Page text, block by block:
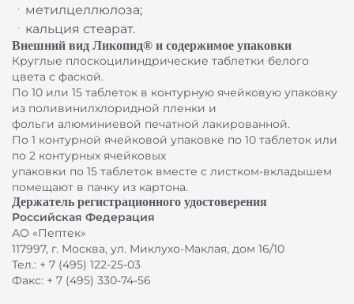
метилцеллюлоза;
кальция стеарат.
Внешний вид Ликопид® и содержимое упаковки
Круглые плоскоцилиндрические таблетки белого
цвета с фаской.
По 10 или 15 таблеток в контурную ячейковую упаковку
из поливинилхлоридной пленки и
фольги алюминиевой печатной лакированной.
По 1 контурной ячейковой упаковке по 10 таблеток или
по 2 контурных ячейковых
упаковки по 15 таблеток вместе с листком-вкладышем
помещают в пачку из картона.
Держатель регистрационного удостоверения
Российская Федерация
АО «Пептек»
117997, г. Москва, ул. Миклухо-Маклая, дом 16/10
Тел.: + 7 (495) 122-25-03
Факс: + 7 (495) 330-74-56